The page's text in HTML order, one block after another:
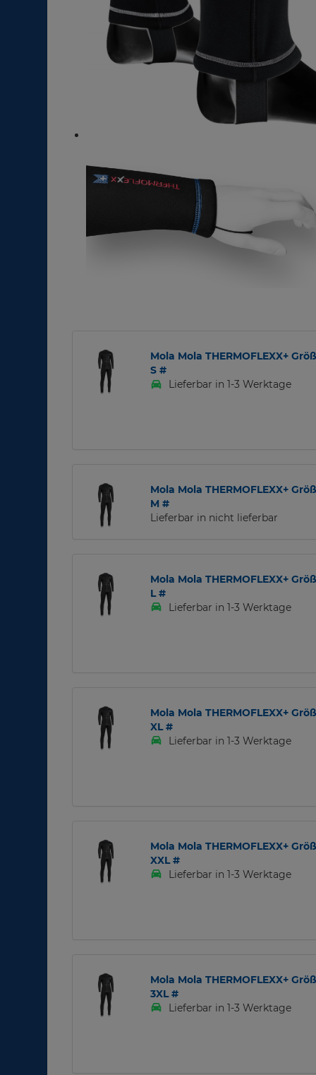
Mola Mola THERMOFLEXX+
S #
Lieferbar in 1-3 Werktage
Mola Mola THERMOFLEXX+
M #
Lieferbar in nicht lieferbar
Mola Mola THERMOFLEXX+
L #
Lieferbar in 1-3 Werktage
Mola Mola THERMOFLEXX+
XL #
Lieferbar in 1-3 Werktage
Mola Mola THERMOFLEXX+
XXL #
Lieferbar in 1-3 Werktage
Mola Mola THERMOFLEXX+
3XL #
Lieferbar in 1-3 Werktage